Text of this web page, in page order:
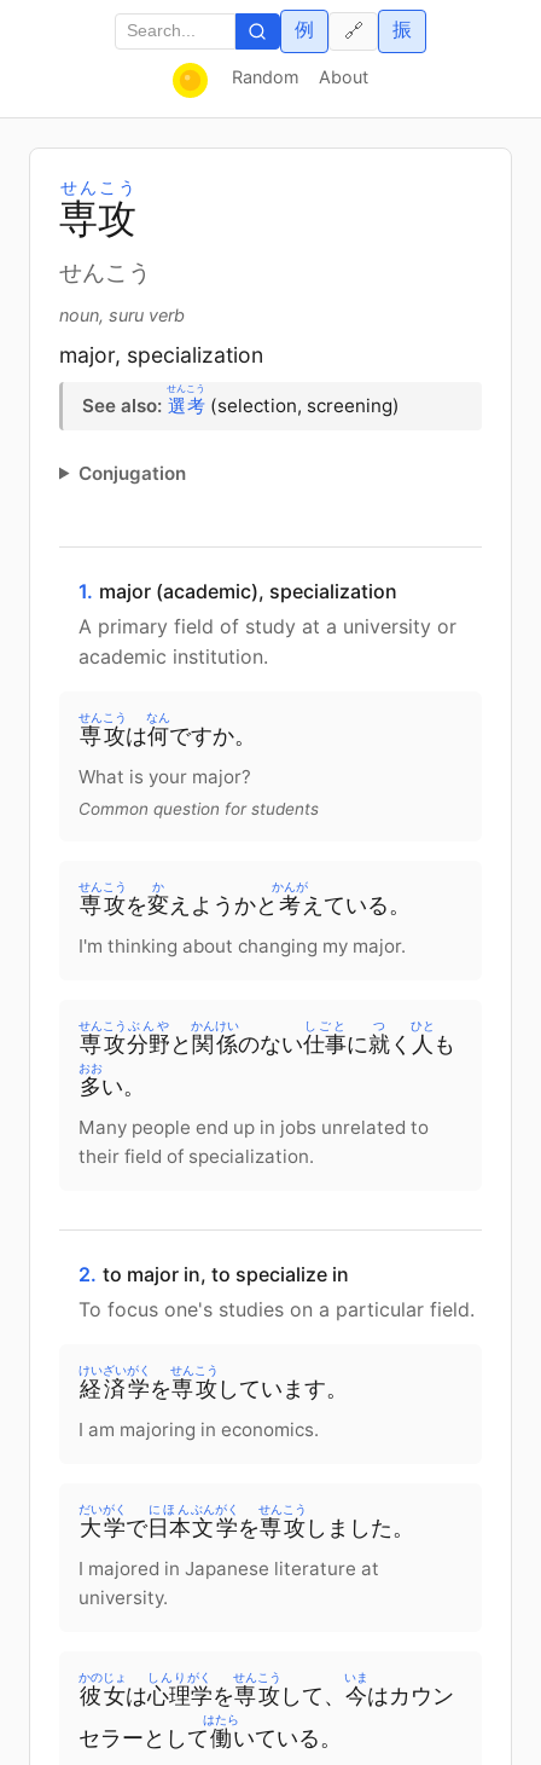
Random About
例 振
🔗
専攻
せんこう
せんこう
noun, suru verb
major, specialization
See also: 選考
せんこう
(selection, screening)
Conjugation
1. major (academic), specialization
A primary field of study at a university or
academic institution.
専攻
せんこう
は何
なん
ですか。
What is your major?
Common question for students
専攻
せんこう
を変
か
えよう かと 考
かんが
えている 。
I'm thinking about changing my major.
専攻
せんこう
分野
ぶんや
と 関係
かんけい
のない仕事
しごと
に就
つ
く 人
ひと
も
多
おお
い。
Many people end up in jobs unrelated to
their field of specialization.
2. to major in, to specialize in
To focus one's studies on a particular field.
経済学
けいざいがく
を専攻
せんこう
しています。
I am majoring in economics.
大学
だいがく
で日本
にほん
文学
ぶんがく
を専攻
せんこう
しました。
I majored in Japanese literature at
university.
彼女
かのじょ
は心理学
しんりがく
を専攻
せんこう
して、 今
いま
はカウン
セラー として働
はたら
いている 。